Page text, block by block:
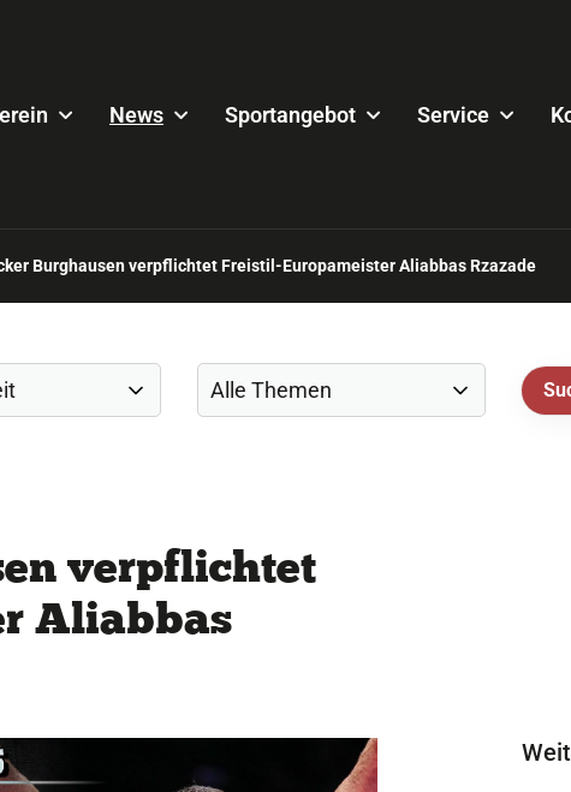
News Sportangebot Service
Burghausen verpflichtet Freistil-Europameister Aliabbas Rzazade
verpflichtet
Aliabbas